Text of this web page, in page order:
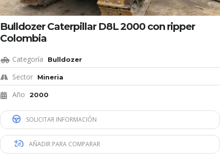
Bulldozer Caterpillar D8L 2000 con ripper
Colombia
Categoría Bulldozer
Sector Mineria
Año 2000
SOLICITAR INFORMACIÓN
AÑADIR PARA COMPARAR